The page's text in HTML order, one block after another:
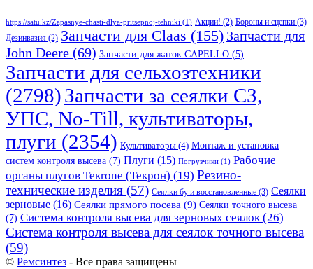
https://satu.kz/Zapasnye-chasti-dlya-pritsepnoj-tehniki (1) Акции! (2) Бороны и сцепки (3)
Дезинвазия (2) Запчасти для Claas (155) Запчасти для
John Deere (69) Запчасти для жаток CAPELLO (5)
Запчасти для сельхозтехники
(2798)Запчасти за сеялки СЗ,
УПС, No-Till, культиваторы,
плуги (2354) Культиваторы (4) Монтаж и установка
систем контроля высева (7) Плуги (15) Погрузчики (1) Рабочие
органы плугов Текrоne (Текрон) (19) Резино-
технические изделия (57) Сеялки бу и восстановленные (3) Сеялки
зерновые (16) Сеялки прямого посева (9) Сеялки точного высева
(7) Система контроля высева для зерновых сеялок(26)
Система контроля высева для сеялок точного высева
(59)
© Ремсинтез - Все права защищены